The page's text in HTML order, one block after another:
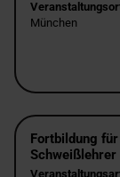
München
Fortbildung
Schweißlehrer